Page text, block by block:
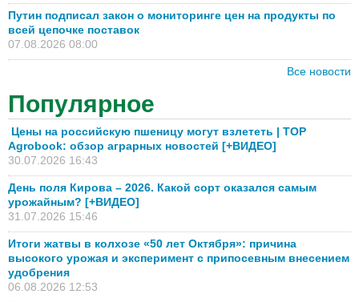
Путин подписал закон о мониторинге цен на продукты по
всей цепочке поставок
07.08.2026 08:00
Все новости
Популярное
Цены на российскую пшеницу могут взлететь | TOP
Agrobook: обзор аграрных новостей [+ВИДЕО]
30.07.2026 16:43
День поля Кирова – 2026. Какой сорт оказался самым
урожайным? [+ВИДЕО]
31.07.2026 15:46
Итоги жатвы в колхозе «50 лет Октября»: причина
высокого урожая и эксперимент с припосевным внесением
удобрения
06.08.2026 12:53